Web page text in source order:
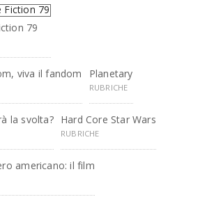
79
viva il fandom Planetary
RUBRICHE
la svolta? Hard Core Star Wars
RUBRICHE
americano: il film